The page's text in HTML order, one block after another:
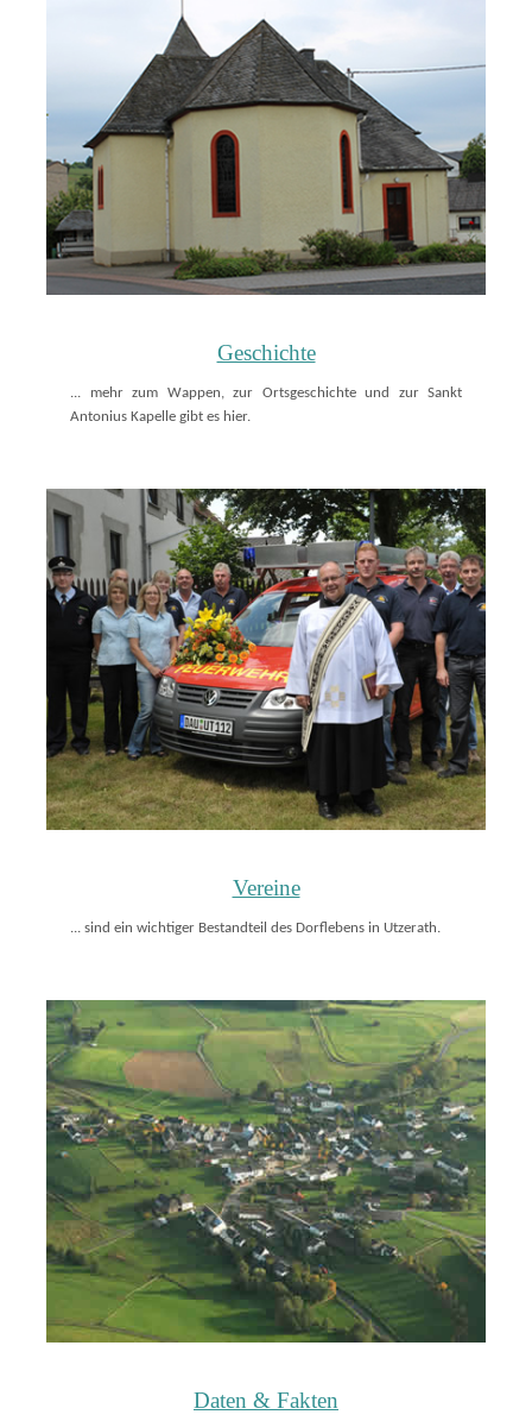
Geschichte
... mehr zum Wappen, zur Ortsgeschichte und zur Sankt
Antonius Kapelle gibt es hier.
Vereine
... sind ein wichtiger Bestandteil des Dorflebens in Utzerath.
Daten & Fakten